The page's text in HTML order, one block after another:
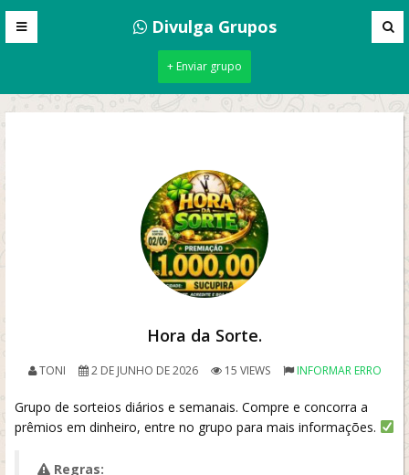
Divulga Grupos
+ Enviar grupo
Hora da Sorte.
TONI 2 DE JUNHO DE 2026 15 VIEWS INFORMAR ERRO
Grupo de sorteios diários e semanais. Compre e concorra a
prêmios em dinheiro, entre no grupo para mais informações.
Regras: